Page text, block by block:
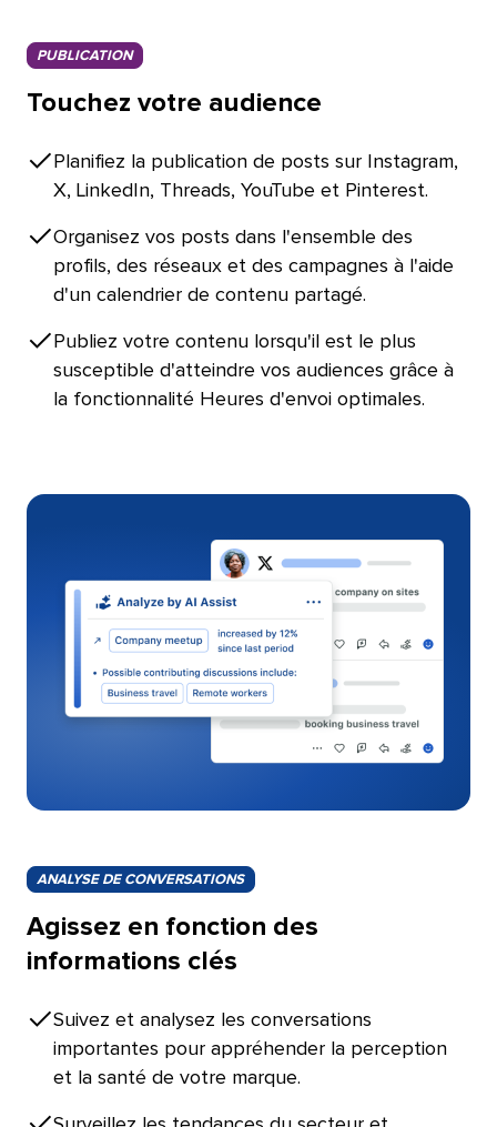
PUBLICATION​​
Touchez votre audience​​
Planifiez la publication de posts sur Instagram,
X, LinkedIn, Threads, YouTube et Pinterest.​​
Organisez vos posts dans l'ensemble des
profils, des réseaux et des campagnes à l'aide
d'un calendrier de contenu partagé.​​
Publiez votre contenu lorsqu'il est le plus
susceptible d'atteindre vos audiences grâce à
la fonctionnalité Heures d'envoi optimales.​​
ANALYSE DE CONVERSATIONS​​
Agissez en fonction des
informations clés​​
Suivez et analysez les conversations
importantes pour appréhender la perception
et la santé de votre marque.​​